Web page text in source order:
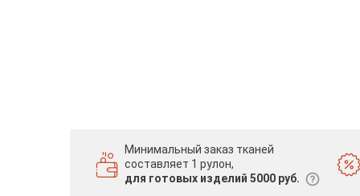
Минимальный заказ тканей
составляет 1 рулон,
для готовых изделий 5000 руб.